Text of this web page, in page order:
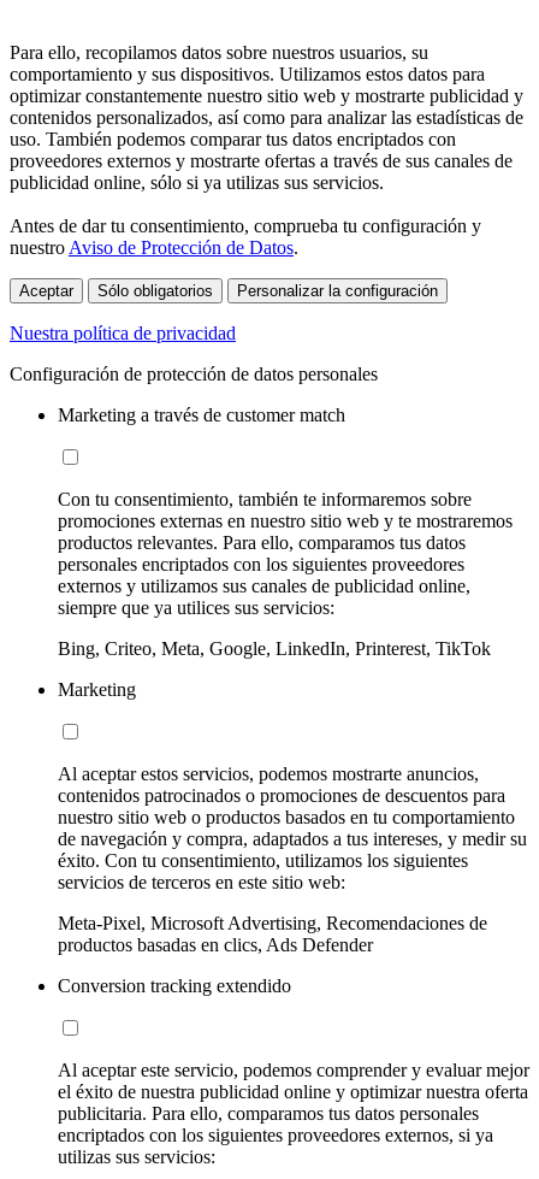
Para ello, recopilamos datos sobre nuestros usuarios, su
comportamiento y sus dispositivos. Utilizamos estos datos para
optimizar constantemente nuestro sitio web y mostrarte publicidad y
contenidos personalizados, así como para analizar las estadísticas de
uso. También podemos comparar tus datos encriptados con
proveedores externos y mostrarte ofertas a través de sus canales de
publicidad online, sólo si ya utilizas sus servicios.
Antes de dar tu consentimiento, comprueba tu configuración y
nuestro Aviso de Protección de Datos.
Aceptar Sólo obligatorios Personalizar la configuración
Nuestra política de privacidad
Configuración de protección de datos personales
Marketing a través de customer match
Con tu consentimiento, también te informaremos sobre
promociones externas en nuestro sitio web y te mostraremos
productos relevantes. Para ello, comparamos tus datos
personales encriptados con los siguientes proveedores
externos y utilizamos sus canales de publicidad online,
siempre que ya utilices sus servicios:
Bing, Criteo, Meta, Google, LinkedIn, Printerest, TikTok
Marketing
Al aceptar estos servicios, podemos mostrarte anuncios,
contenidos patrocinados o promociones de descuentos para
nuestro sitio web o productos basados en tu comportamiento
de navegación y compra, adaptados a tus intereses, y medir su
éxito. Con tu consentimiento, utilizamos los siguientes
servicios de terceros en este sitio web:
Meta-Pixel, Microsoft Advertising, Recomendaciones de
productos basadas en clics, Ads Defender
Conversion tracking extendido
Al aceptar este servicio, podemos comprender y evaluar mejor
el éxito de nuestra publicidad online y optimizar nuestra oferta
publicitaria. Para ello, comparamos tus datos personales
encriptados con los siguientes proveedores externos, si ya
utilizas sus servicios: